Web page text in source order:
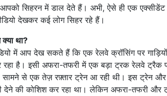
सिहरन में डाल देते हैं। अभी, ऐसे ही एक एक्सीडेंट
देखकर कई लोग सिहर रहे हैं।
था?
में आप देख सकते हैं कि एक रेलवे क्रॉसिंग पर
रहा है। इसी अफरा-तफरी में एक बड़ा ट्रक रेलवे ट्रैक
सामने से एक तेज़ रफ़्तार ट्रेन आ रही थी। इस ट्रेन और
देने की कोशिश कर रहा था। लेकिन अफरा-तफरी